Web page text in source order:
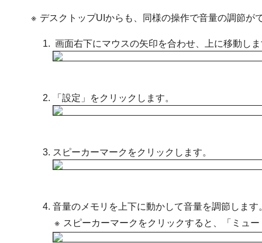
※ デスクトップUIからも、同様の操作で音量の調節が
画面右下にマウスの矢印を合わせ、上に移動し
「設定」をクリックします。
スピーカーマークをクリックします。
音量のメモリを上下に動かして音量を調節します
※ スピーカーマークをクリックすると、「ミュ